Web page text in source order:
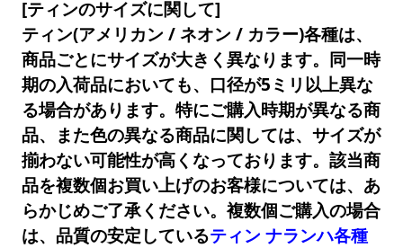
[ティンのサイズに関して]
ティン(アメリカン / ネオン / カラー)各種は、
商品ごとにサイズが大きく異なります。同一時
期の入荷品においても、口径が5ミリ以上異な
る場合があります。特にご購入時期が異なる商
品、また色の異なる商品に関しては、サイズが
揃わない可能性が高くなっております。該当商
品を複数個お買い上げのお客様については、あ
らかじめご了承ください。複数個ご購入の場合
は、品質の安定しているティン ナランハ各種